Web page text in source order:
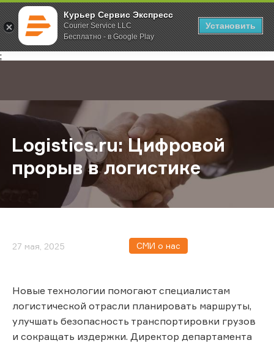
Курьер Сервис Экспресс
Courier Service LLC
Бесплатно - в Google Play
Установить
;
Главная О компании Новости Logistics.ru: Цифровой прорыв в
Logistics.ru: Цифровой
прорыв в логистике
27 мая, 2025 СМИ о нас
Новые технологии помогают специалистам
логистической отрасли планировать маршруты,
улучшать безопасность транспортировки грузов
и сокращать издержки. Директор департамента